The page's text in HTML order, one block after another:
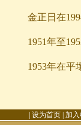
金正日在
1951年至
1953年在平
设为首页 加